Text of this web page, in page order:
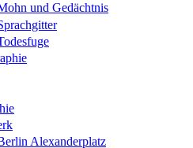
und Gedächtnis
Alexanderplatz